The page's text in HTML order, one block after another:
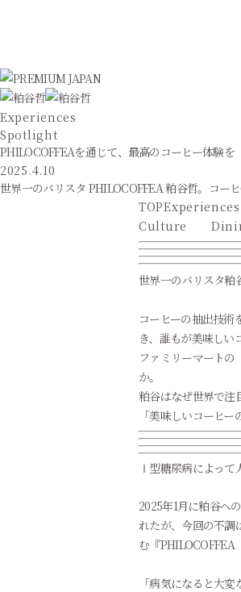
Experiences
Spotlight
PHILOCOFFEAを通じて、最高のコーヒー体験を
2025.4.10
世界一のバリスタ PHILOCOFFEA 粕谷哲。コー
TOP
Culture
世界一のバリスタ粕
コーヒーの抽出技
き、誰もが美味しい
ファミリーマート
か。
粕谷はなぜ世界で注
「美味しいコーヒー
Ⅰ型糖尿病によって
2025年1月に粕谷へ
れたが、今回の不調
む『PHILOCOFFEA
「病気になると大